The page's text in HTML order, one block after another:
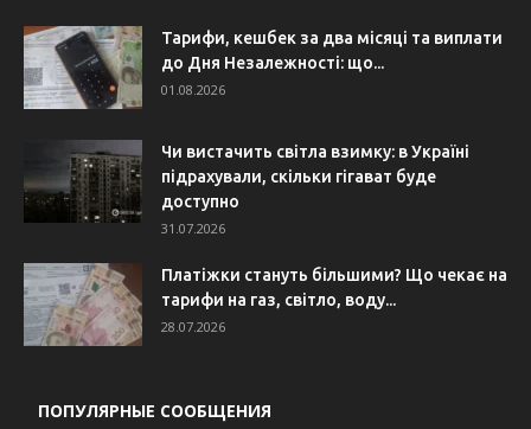
Тарифи, кешбек за два місяці та виплати
до Дня Незалежності: що...
01.08.2026
Чи вистачить світла взимку: в Україні
підрахували, скільки гігават буде
доступно
31.07.2026
Платіжки стануть більшими? Що чекає на
тарифи на газ, світло, воду...
28.07.2026
ПОПУЛЯРНЫЕ СООБЩЕНИЯ